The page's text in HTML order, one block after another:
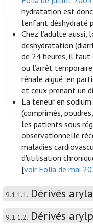
hydratation est
l’enfant déshydraté
Chez l’adulte aussi,
déshydratation
de 24 heures, il faut
ou l’arrêt
rénale aiguë, en
et ceux prenant un
La teneur en
(comprimés,
les patients sous
observationnelle
maladies
d'utilisation
[voir Folia de mai
9.1.1.1. Dérivés
9.1.1.2. Dérivés